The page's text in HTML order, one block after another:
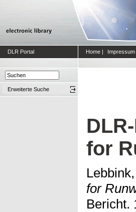
DLR Portal Home | Impressum
Erweiterte Suche
for
for
Bericht.